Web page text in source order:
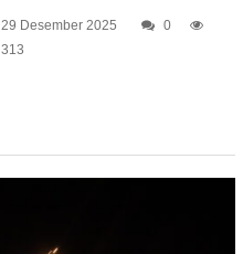
29 Desember 2025
0
313